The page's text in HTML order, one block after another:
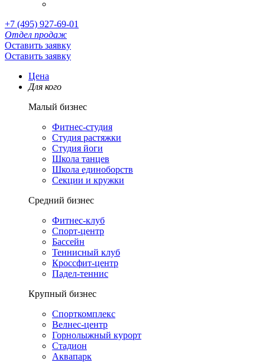
+7 (495) 927-69-01
Отдел продаж
Оставить заявку
Оставить заявку
Цена
Для кого
Малый бизнес
Фитнес-студия
Студия растяжки
Студия йоги
Школа танцев
Школа единоборств
Секции и кружки
Средний бизнес
Фитнес-клуб
Спорт-центр
Бассейн
Теннисный клуб
Кроссфит-центр
Падел-теннис
Крупный бизнес
Спорткомплекс
Велнес-центр
Горнолыжный курорт
Стадион
Аквапарк